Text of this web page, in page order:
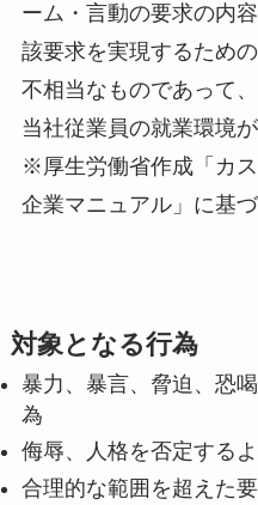
ーム・言動の要求の内
該要求を実現するため
不相当なものであって
当社従業員の就業環境
※厚生労働省作成「カ
企業マニュアル」に基づ
対象となる行為
暴力、暴言、脅迫、恐
為
侮辱、人格を否定する
合理的な範囲を超えた